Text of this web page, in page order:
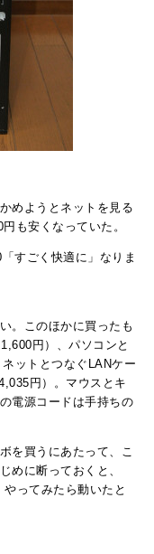
めようとネットを見る
も安くなっていた。
すごく快適に」なりま
。このほかに買ったも
円）、パソコンと
ットとつなぐLANケー
円）。マウスとキ
電源コードは手持ちの
を買うにあたって、こ
めに断っておくと、
ってみたら動いたと